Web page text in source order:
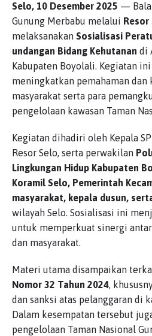
Selo, 10 Desember 2025 —
Gunung Merbabu melalui Resor
melaksanakan Sosialisasi
undangan Bidang Kehutanan di
Kabupaten Boyolali. Kegiatan
meningkatkan pemahaman dan
masyarakat serta para
pengelolaan kawasan Taman
Kegiatan dihadiri oleh Kepala
Resor Selo, serta perwakilan
Lingkungan Hidup Kabupaten
Koramil Selo, Pemerintah
masyarakat, kepala dusun,
wilayah Selo. Sosialisasi ini
untuk memperkuat sinergi
dan masyarakat.
Materi utama disampaikan
Nomor 32 Tahun 2024,
dan sanksi atas pelanggaran di
Dalam kesempatan tersebut
pengelolaan Taman Nasional